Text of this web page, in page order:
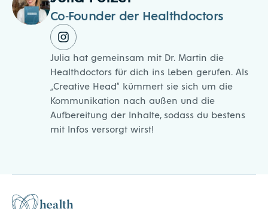
Co-Founder der Healthdoctors
Julia hat gemeinsam mit Dr. Martin die
Healthdoctors für dich ins Leben gerufen. Als
„Creative Head“ kümmert sie sich um die
Kommunikation nach außen und die
Aufbereitung der Inhalte, sodass du bestens
mit Infos versorgt wirst!
Healthdoctors